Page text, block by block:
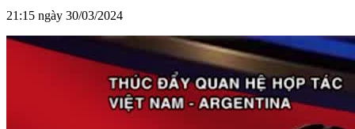
21:15 ngày 30/03/2024